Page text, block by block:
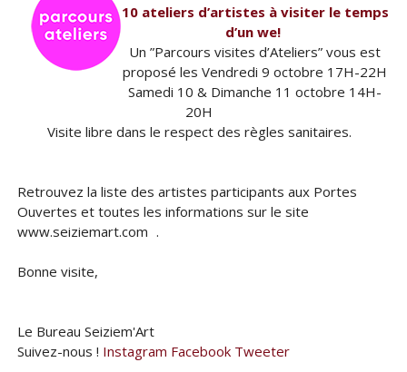
10 ateliers d’artistes à visiter le temps
d’un we!
Un ”Parcours visites d’Ateliers” vous est
proposé les Vendredi 9 octobre 17H-22H
Samedi 10 & Dimanche 11 octobre 14H-
20H
Visite libre dans le respect des règles sanitaires.
Retrouvez la liste des artistes participants aux Portes
Ouvertes et toutes les informations sur le site
www.seiziemart.com .
Bonne visite,
Le Bureau Seiziem'Art
Suivez-nous ! Instagram Facebook Tweeter